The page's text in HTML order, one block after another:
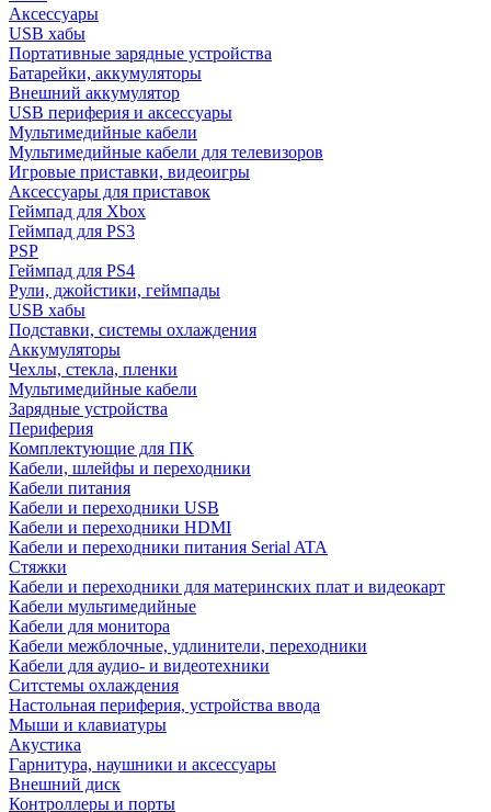
Аксессуары
USB хабы
Портативные зарядные устройства
Батарейки, аккумуляторы
Внешний аккумулятор
USB периферия и аксессуары
Мультимедийные кабели
Мультимедийные кабели для телевизоров
Игровые приставки, видеоигры
Аксессуары для приставок
Геймпад для Xbox
Геймпад для PS3
PSP
Геймпад для PS4
Рули, джойстики, геймпады
USB хабы
Подставки, системы охлаждения
Аккумуляторы
Чехлы, стекла, пленки
Мультимедийные кабели
Зарядные устройства
Периферия
Комплектующие для ПК
Кабели, шлейфы и переходники
Кабели питания
Кабели и переходники USB
Кабели и переходники HDMI
Кабели и переходники питания Serial ATA
Стяжки
Кабели и переходники для материнских плат и видеокарт
Кабели мультимедийные
Кабели для монитора
Кабели межблочные, удлинители, переходники
Кабели для аудио- и видеотехники
Ситстемы охлаждения
Настольная периферия, устройства ввода
Мыши и клавиатуры
Акустика
Гарнитура, наушники и аксессуары
Внешний диск
Контроллеры и порты